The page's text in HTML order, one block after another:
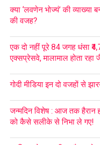
क्या ‘लवणेन भोज्यं’ की
की वजह?
एक दो नहीं पूरे 84 जगह धंसा
एक्सप्रेसवे, मालामाल होता रहा
गोदी मीडिया इन दो वजहों से
जन्मदिन विशेष : आज तक हैरान
को कैसे सलीके से निभा ले गए!